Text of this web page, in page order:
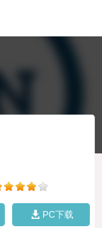
PC下载